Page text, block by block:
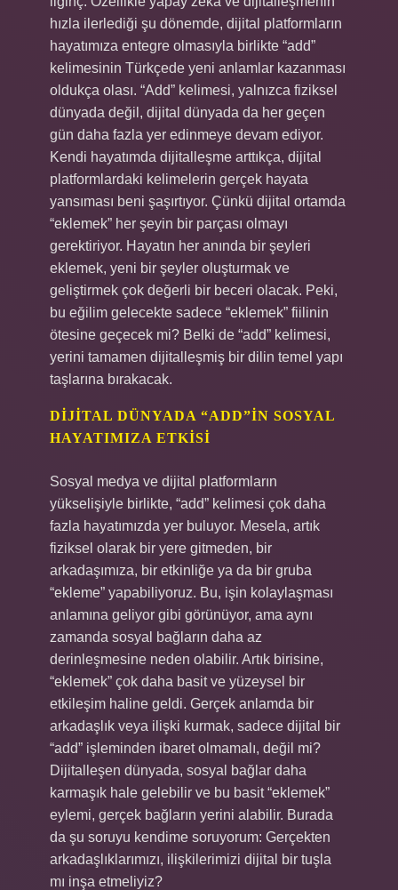
hızla ilerlediği şu dönemde, dijital platformların
hayatımıza entegre olmasıyla birlikte “add”
kelimesinin Türkçede yeni anlamlar kazanması
oldukça olası. “Add” kelimesi, yalnızca fiziksel
dünyada değil, dijital dünyada da her geçen
gün daha fazla yer edinmeye devam ediyor.
Kendi hayatımda dijitalleşme arttıkça, dijital
platformlardaki kelimelerin gerçek hayata
yansıması beni şaşırtıyor. Çünkü dijital ortamda
“eklemek” her şeyin bir parçası olmayı
gerektiriyor. Hayatın her anında bir şeyleri
eklemek, yeni bir şeyler oluşturmak ve
geliştirmek çok değerli bir beceri olacak. Peki,
bu eğilim gelecekte sadece “eklemek” fiilinin
ötesine geçecek mi? Belki de “add” kelimesi,
yerini tamamen dijitalleşmiş bir dilin temel yapı
taşlarına bırakacak.
DIJITAL DÜNYADA “ADD”IN SOSYAL
HAYATIMIZA ETKISI
Sosyal medya ve dijital platformların
yükselişiyle birlikte, “add” kelimesi çok daha
fazla hayatımızda yer buluyor. Mesela, artık
fiziksel olarak bir yere gitmeden, bir
arkadaşımıza, bir etkinliğe ya da bir gruba
“ekleme” yapabiliyoruz. Bu, işin kolaylaşması
anlamına geliyor gibi görünüyor, ama aynı
zamanda sosyal bağların daha az
derinleşmesine neden olabilir. Artık birisine,
“eklemek” çok daha basit ve yüzeysel bir
etkileşim haline geldi. Gerçek anlamda bir
arkadaşlık veya ilişki kurmak, sadece dijital bir
“add” işleminden ibaret olmamalı, değil mi?
Dijitalleşen dünyada, sosyal bağlar daha
karmaşık hale gelebilir ve bu basit “eklemek”
eylemi, gerçek bağların yerini alabilir. Burada
da şu soruyu kendime soruyorum: Gerçekten
arkadaşlıklarımızı, ilişkilerimizi dijital bir tuşla
mı inşa etmeliyiz?